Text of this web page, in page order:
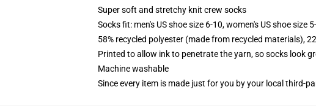
Super soft and stretchy knit crew socks
Socks fit: men's US shoe size 6-10, women's US shoe size
58% recycled polyester (made from recycled materials),
Printed to allow ink to penetrate the yarn, so socks look
Machine washable
Since every item is made just for you by your local third-